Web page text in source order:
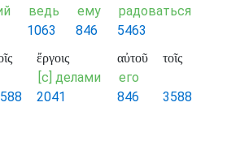
ведь
1063
ему
846
радоваться
5463
ἔργοις
[с] делами
2041
αὐτοῦ
его
846
τοῖς
3588